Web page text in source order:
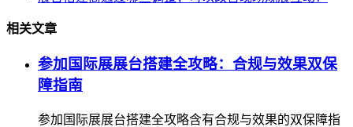
相关文章
参加国际展展台搭建全攻略：合规与效果双保
障指南
参加国际展展台搭建全攻略含有合规与效果的双保障指